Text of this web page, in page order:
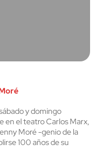
y domingo
en el teatro Carlos Marx,
Moré -genio de la
100 años de su